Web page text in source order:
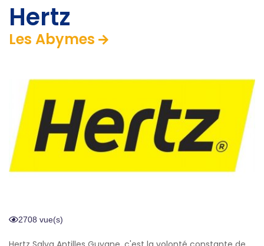
Hertz
Les Abymes
2708 vue(s)